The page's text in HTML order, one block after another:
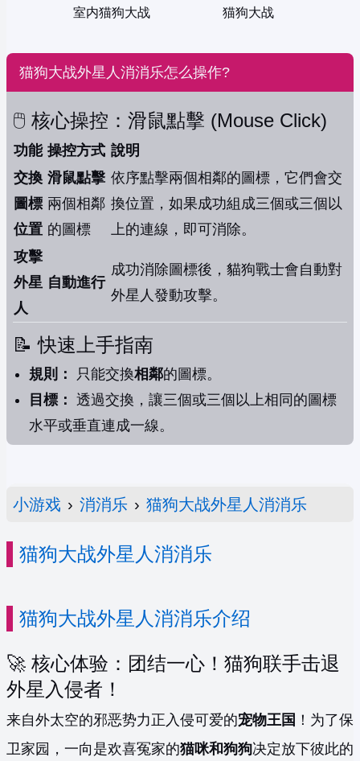
室内猫狗大战 猫狗大战
猫狗大战外星人消消乐怎么操作?
🖱️ 核心操控：滑鼠點擊 (Mouse Click)
功能 操控方式 說明
交換
圖標
位置
滑鼠點擊
兩個相鄰
的圖標
依序點擊兩個相鄰的圖標，它們會交
換位置，如果成功組成三個或三個以
上的連線，即可消除。
攻擊
外星
人
自動進行
成功消除圖標後，貓狗戰士會自動對
外星人發動攻擊。
📝 快速上手指南
規則： 只能交換相鄰的圖標。
目標： 透過交換，讓三個或三個以上相同的圖標
水平或垂直連成一線。
小游戏 › 消消乐 › 猫狗大战外星人消消乐
猫狗大战外星人消消乐
猫狗大战外星人消消乐介绍
🚀 核心体验：团结一心！猫狗联手击退
外星入侵者！
来自外太空的邪恶势力正入侵可爱的宠物王国 ！为了保
卫家园，一向是欢喜冤家的猫咪和狗狗决定放下彼此的